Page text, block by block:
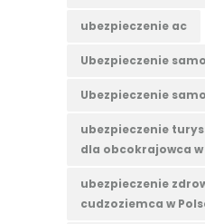
ubezpieczenie ac
Ubezpieczenie
Ubezpieczenie
ubezpieczenie
dla obcokrajowca w
ubezpieczenie
cudzoziemca w